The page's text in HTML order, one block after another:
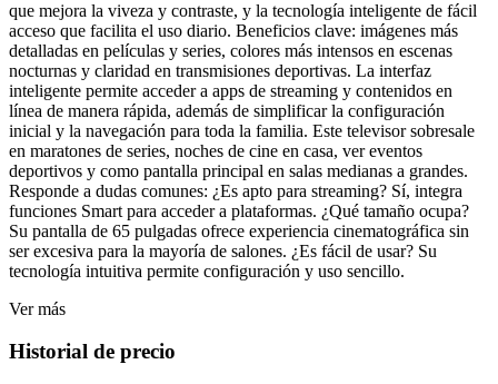
que mejora la viveza y contraste, y la tecnología inteligente de fácil
acceso que facilita el uso diario. Beneficios clave: imágenes más
detalladas en películas y series, colores más intensos en escenas
nocturnas y claridad en transmisiones deportivas. La interfaz
inteligente permite acceder a apps de streaming y contenidos en
línea de manera rápida, además de simplificar la configuración
inicial y la navegación para toda la familia. Este televisor sobresale
en maratones de series, noches de cine en casa, ver eventos
deportivos y como pantalla principal en salas medianas a grandes.
Responde a dudas comunes: ¿Es apto para streaming? Sí, integra
funciones Smart para acceder a plataformas. ¿Qué tamaño ocupa?
Su pantalla de 65 pulgadas ofrece experiencia cinematográfica sin
ser excesiva para la mayoría de salones. ¿Es fácil de usar? Su
tecnología intuitiva permite configuración y uso sencillo.
Ver más
Historial de precio